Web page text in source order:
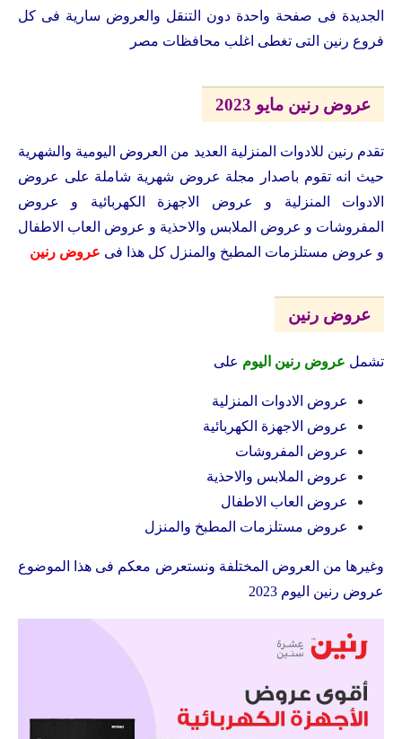
الجديدة فى صفحة واحدة دون التنقل والعروض سارية فى كل
فروع رنين التى تغطى اغلب محافظات مصر
عروض رنين مايو 2023
تقدم رنين للادوات المنزلية العديد من العروض اليومية والشهرية
حيث انه تقوم باصدار مجلة عروض شهرية شاملة على عروض
الادوات المنزلية و عروض الاجهزة الكهربائية و عروض
المفروشات و عروض الملابس والاحذية و عروض العاب الاطفال
و عروض مستلزمات المطبخ والمنزل كل هذا فى عروض رنين
عروض رنين
تشمل عروض رنين اليوم على
عروض الادوات المنزلية
عروض الاجهزة الكهربائية
عروض المفروشات
عروض الملابس والاحذية
عروض العاب الاطفال
عروض مستلزمات المطبخ والمنزل
وغيرها من العروض المختلفة ونستعرض معكم فى هذا الموضوع
عروض رنين اليوم 2023